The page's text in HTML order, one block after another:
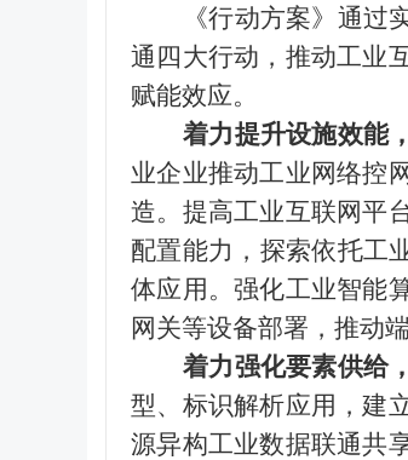
《行动方案》通
通四大行动，推动工业
赋能效应。
着力提升设施效能
业企业推动工业网络控
造。提高工业互联网平
配置能力，探索依托工
体应用。强化工业智能
网关等设备部署，推动
着力强化要素供给
型、标识解析应用，建
源异构工业数据联通共